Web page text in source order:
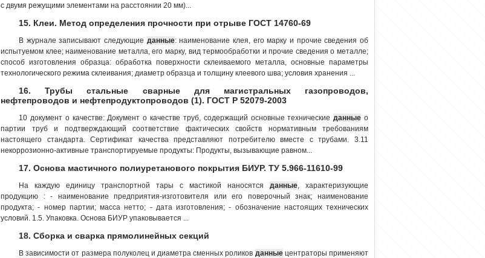
с двумя режущими элементами на расстоянии 20 мм)...
15. Клеи. Метод определения прочности при отрыве ГОСТ 14760-69
В журнале записывают следующие данные: наименование клея, его марку и прочие сведения об
испытуемом клее; наименование металла, его марку, вид термообработки и прочие сведения о металле;
способ изготовления образца: обработка поверхности склеиваемого металла, основные параметры
технологического режима склеивания; диаметр образца и толщину клеевого шва; условия хранения ...
16. Трубы стальные сварные для магистральных газопроводов,
нефтепроводов и нефтепродуктопроводов (1). ГОСТ Р 52079-2003
10 документ о качестве: Документ о качестве труб, содержащий основные техническиеданные о
партии труб и подтверждающий соответствие фактических свойств нормативным требованиям
настоящего стандарта. Сертификат качества представляют потребителю вместе с трубами. 3.11
некоррозионно-активные транспортируемые продукты: Продукты, вызывающие равном...
17. Основа мастичного полиуретанового покрытия БИУР. ТУ 5.966-11610-99
На каждую единицу транспортной тары с мастикой наносятся данные, характеризующие
продукцию : - наименование предприятия-изготовителя или его поверочный знак; наименование
продукта; - номер партии; масса нетто; - дата изготовления; - обозначение настоящих технических
условий. 1.5. Упаковка. Основа БИУР упаковывается ...
18. Сборка и сварка прямолинейных секций
В зависимости от размера полуколец и диаметра сменных роликов данныецентраторы применяют